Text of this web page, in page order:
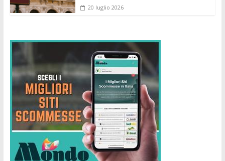
20 luglio 2026